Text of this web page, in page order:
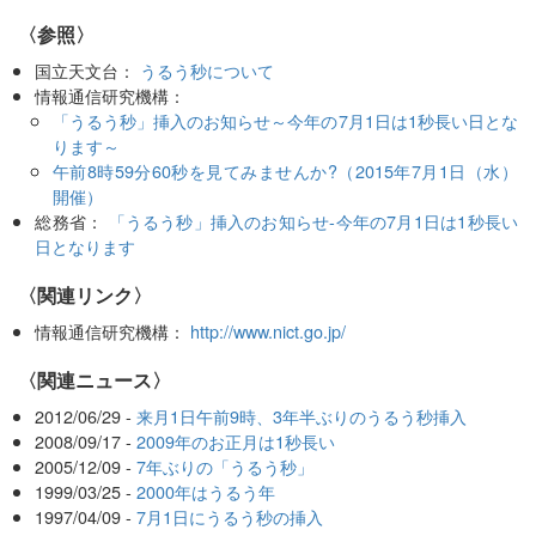
〈参照〉
国立天文台： うるう秒について
情報通信研究機構：
「うるう秒」挿入のお知らせ～今年の7月1日は1秒長い日とな
ります～
午前8時59分60秒を見てみませんか?（2015年7月1日（水）
開催）
総務省：
「うるう秒」挿入のお知らせ-今年の7月1日は1秒長い
日となります
〈関連リンク〉
情報通信研究機構： http://www.nict.go.jp/
〈関連ニュース〉
2012/06/29 -来月1日午前9時、3年半ぶりのうるう秒挿入
2008/09/17 -2009年のお正月は1秒長い
2005/12/09 -7年ぶりの「うるう秒」
1999/03/25 -2000年はうるう年
1997/04/09 -7月1日にうるう秒の挿入